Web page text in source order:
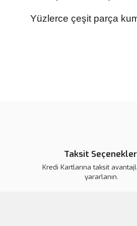
Yüzlerce çeşit parça
Bu ürüne benzer farklı
Taksit
Kredi Kartlarına taksit
yararlanın.